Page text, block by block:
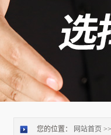
您的位置： 网站首页